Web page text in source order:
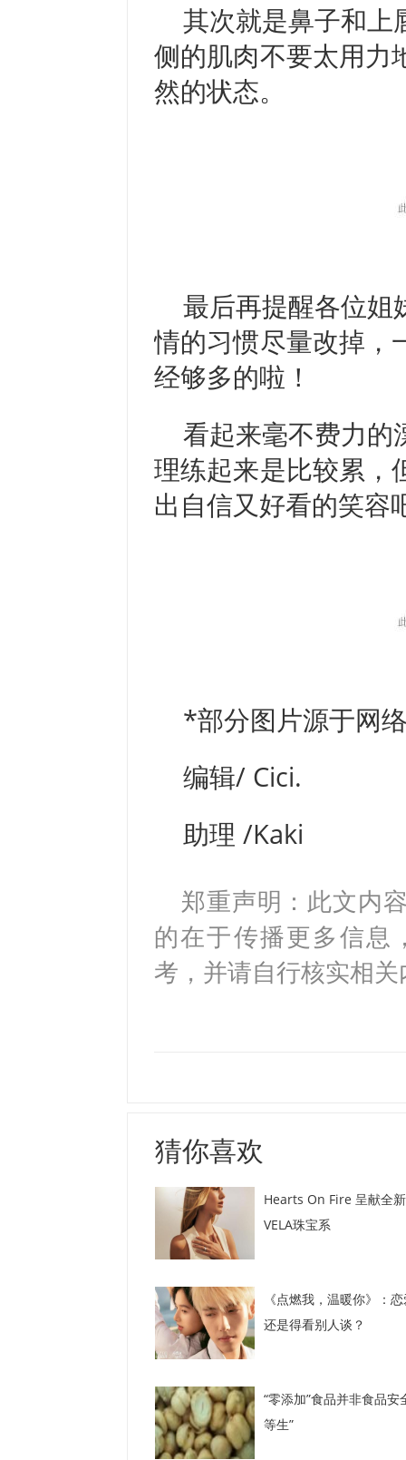
其次就是鼻子和上
侧的肌肉不要太用力
然的状态。
最后再提醒各位姐
情的习惯尽量改掉，
经够多的啦！
看起来毫不费力的
理练起来是比较累，
出自信又好看的笑容
*部分图片源于网
编辑/ Cici.
助理 /Kaki
郑重声明：此文内
的在于传播更多信息
考，并请自行核实相
猜你喜欢
Hearts On Fire 呈献全新
VELA珠宝系
《点燃我，温暖你》：
还是得看别人谈？
“零添加”食品并非食品安
等生”